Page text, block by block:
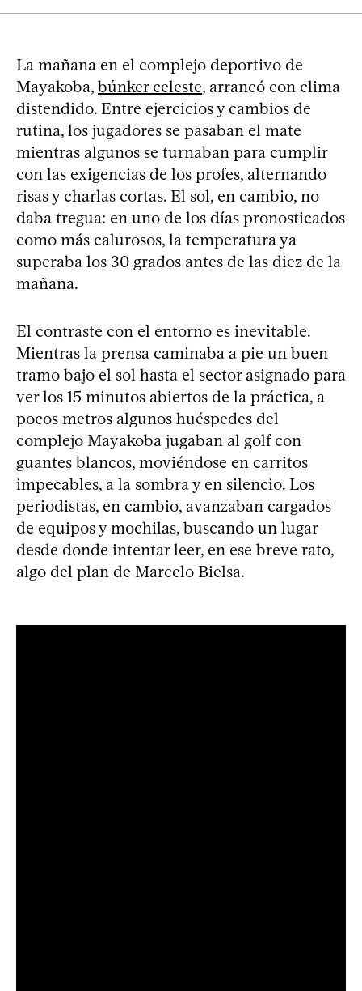
La mañana en el complejo deportivo de
Mayakoba, búnker celeste, arrancó con clima
distendido. Entre ejercicios y cambios de
rutina, los jugadores se pasaban el mate
mientras algunos se turnaban para cumplir
con las exigencias de los profes, alternando
risas y charlas cortas. El sol, en cambio, no
daba tregua: en uno de los días pronosticados
como más calurosos, la temperatura ya
superaba los 30 grados antes de las diez de la
mañana.
El contraste con el entorno es inevitable.
Mientras la prensa caminaba a pie un buen
tramo bajo el sol hasta el sector asignado para
ver los 15 minutos abiertos de la práctica, a
pocos metros algunos huéspedes del
complejo Mayakoba jugaban al golf con
guantes blancos, moviéndose en carritos
impecables, a la sombra y en silencio. Los
periodistas, en cambio, avanzaban cargados
de equipos y mochilas, buscando un lugar
desde donde intentar leer, en ese breve rato,
algo del plan de Marcelo Bielsa.